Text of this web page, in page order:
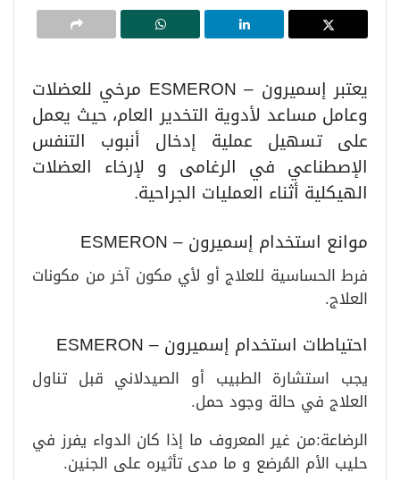
يعتبر إسميرون – ESMERON مرخي للعضلات
وعامل مساعد لأدوية التخدير العام، حيث يعمل
على تسهيل عملية إدخال أنبوب التنفس
الإصطناعي في الرغامى و لإرخاء العضلات
الهيكلية أثناء العمليات الجراحية.
موانع استخدام إسميرون – ESMERON
فرط الحساسية للعلاج أو لأي مكون آخر من مكونات
العلاج.
احتياطات استخدام إسميرون – ESMERON
يجب استشارة الطبيب أو الصيدلاني قبل تناول
العلاج في حالة وجود حمل.
الرضاعة:من غير المعروف ما إذا كان الدواء يفرز في
حليب الأم المُرضع و ما مدى تأثيره على الجنين.